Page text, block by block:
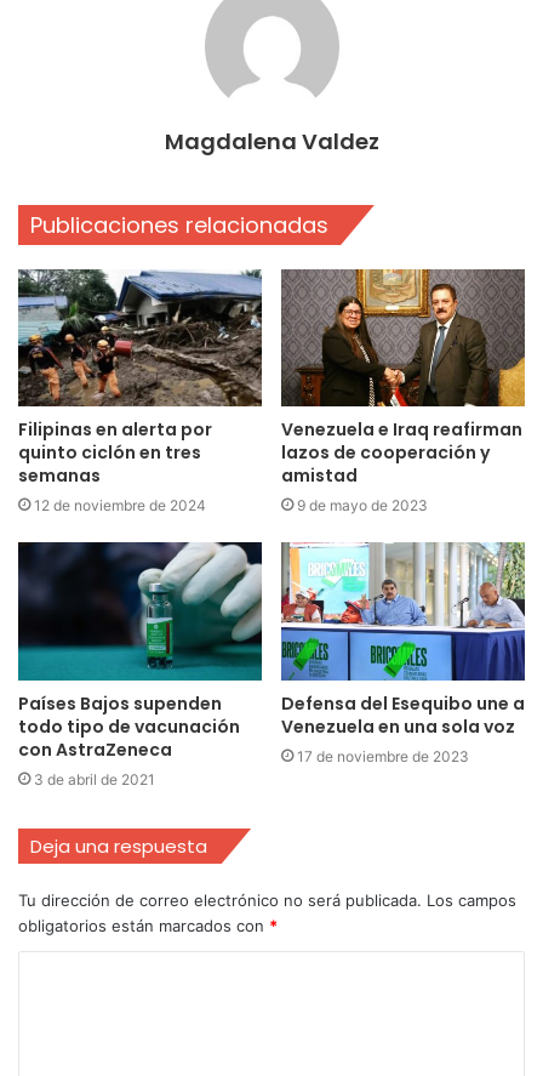
Magdalena Valdez
Publicaciones relacionadas
Filipinas en alerta por
quinto ciclón en tres
semanas
12 de noviembre de 2024
Venezuela e Iraq reafirman
lazos de cooperación y
amistad
9 de mayo de 2023
Países Bajos supenden
todo tipo de vacunación
con AstraZeneca
3 de abril de 2021
Defensa del Esequibo une a
Venezuela en una sola voz
17 de noviembre de 2023
Deja una respuesta
Tu dirección de correo electrónico no será publicada. Los campos
obligatorios están marcados con *